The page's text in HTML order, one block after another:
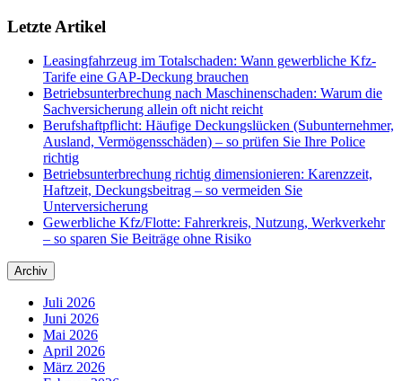
Letzte Artikel
Leasingfahrzeug im Totalschaden: Wann gewerbliche Kfz-
Tarife eine GAP-Deckung brauchen
Betriebsunterbrechung nach Maschinenschaden: Warum die
Sachversicherung allein oft nicht reicht
Berufshaftpflicht: Häufige Deckungslücken (Subunternehmer,
Ausland, Vermögensschäden) – so prüfen Sie Ihre Police
richtig
Betriebsunterbrechung richtig dimensionieren: Karenzzeit,
Haftzeit, Deckungsbeitrag – so vermeiden Sie
Unterversicherung
Gewerbliche Kfz/Flotte: Fahrerkreis, Nutzung, Werkverkehr
– so sparen Sie Beiträge ohne Risiko
Archiv
Juli 2026
Juni 2026
Mai 2026
April 2026
März 2026